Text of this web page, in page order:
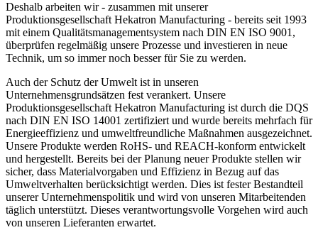
Deshalb arbeiten wir - zusammen mit unserer
Produktionsgesellschaft Hekatron Manufacturing - bereits seit 1993
mit einem Qualitätsmanagementsystem nach DIN EN ISO 9001,
überprüfen regelmäßig unsere Prozesse und investieren in neue
Technik, um so immer noch besser für Sie zu werden.
Auch der Schutz der Umwelt ist in unseren
Unternehmensgrundsätzen fest verankert. Unsere
Produktionsgesellschaft Hekatron Manufacturing ist durch die DQS
nach DIN EN ISO 14001 zertifiziert und wurde bereits mehrfach für
Energieeffizienz und umweltfreundliche Maßnahmen ausgezeichnet.
Unsere Produkte werden RoHS- und REACH-konform entwickelt
und hergestellt. Bereits bei der Planung neuer Produkte stellen wir
sicher, dass Materialvorgaben und Effizienz in Bezug auf das
Umweltverhalten berücksichtigt werden. Dies ist fester Bestandteil
unserer Unternehmenspolitik und wird von unseren Mitarbeitenden
täglich unterstützt. Dieses verantwortungsvolle Vorgehen wird auch
von unseren Lieferanten erwartet.